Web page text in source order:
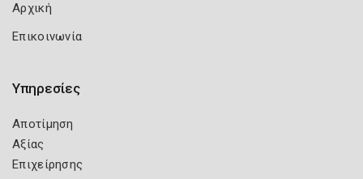
Αρχική
Επικοινωνία
Υπηρεσίες
Αποτίμηση
Αξίας
Επιχείρησης